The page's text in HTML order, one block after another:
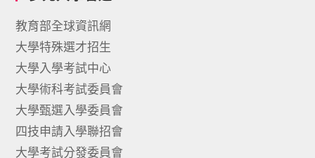
教育部全球資訊網
大學特殊選才招生
大學入學考試中心
大學術科考試委員會
大學甄選入學委員會
四技申請入學聯招會
大學考試分發委員會